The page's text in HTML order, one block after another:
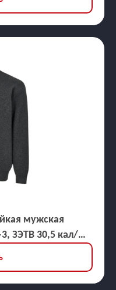
мужская
ЗЭТВ 30,5 кал/